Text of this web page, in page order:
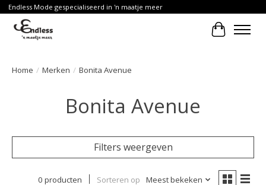
Endless Mode gespecialiseerd in 'n maatje meer
Home / Merken / Bonita Avenue
Bonita Avenue
Filters weergeven
0 producten Sorteren op Meest bekeken